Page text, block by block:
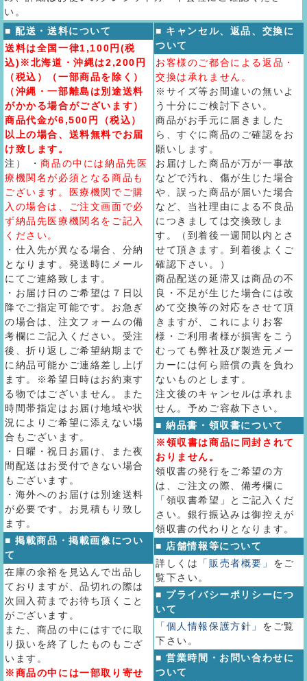
い。
■ 配送・送料について
送料は全国一律1,100円(税
込)※北海道・沖縄は2,200円
（税込）（一部商品を除く）
（沖縄・一部離島は別途送料
がかかる場合がございます）
商品代金が6,500円（税込）
以上の場合、送料無料でお届
け致します。
注） ・商品の中には納品先医
療機関名が必須となる商品も
ございます。医療機関でご購
入の場合は、ご注文画面で必
ず納品先医療機関名をご記入
ください。
・仕入先が異なる場合、分納
となります。発送時にメール
にてご連絡致します。
・お届け日のご希望は７日以
降でご指定可能です。お急ぎ
の場合は、注文フォームの備
考欄にご記入ください。受注
後、折り返しご希望納期まで
に納品可能かご連絡差し上げ
ます。※希望日時はお約束す
る物ではございません。また
時間帯指定はお届け地域や状
況によりご希望に添えない場
合もございます。
・日曜・祝日お届け、また夜
間配送はお受付できない場合
もございます。
・海外へのお届けは別途送料
が必要です。お見積もり致し
ます。
■ 掲載商品・掲載画像につい
て
在庫の余裕を見込んで出品し
ておりますが、品切れの際は
次回入荷までお待ち頂くこと
がございます。
また、商品の中にはすでに取
り扱いを終了したものもござ
います。
※商品の中には一部取り寄せ
■ キャンセル、返品、交換に
ついて
お客様のご都合による返品・
交換は承れません。
※サイズ等お間違いの無いよ
う十分にご検討下さい。
商品がお手元に届きました
ら、すぐに商品のご確認をお
願いします。
お届けした商品が万が一事故
などで汚れ、傷が生じた場合
や、誤った商品が届いた場合
など、当社理由による不良品
につきましては交換致しま
す。（到着後一週間以内とさ
せて頂きます。到着後よくご
確認下さい。）
商品配送の延滞又は商品の不
良・不足が生じた場合には改
めて交換等の対応をさせて頂
きますが、これによりお客
様・ご利用者様が損害をこう
むっても弊社及び製造元メー
カーには何ら賠償の責を負わ
ないものとします。
注文後のキャンセルは承れま
せん。予めご容赦下さい。
■ 納品書・領収書について
※領収書は商品に同封されて
おりません。
領収書の発行をご希望の方
は、ご注文の際、備考欄に
「領収書希望」とご記入くだ
さい。銀行振込みは御控えが
領収書の代わりとなります。
■ 店舗情報等について
詳しくは
「販売者概要」 をご
覧下さい。
■ プライバシーポリシーにつ
いて
「個人情報保護方針」 をご覧
下さい。
■ 営業時間・お問い合わせに
ついて